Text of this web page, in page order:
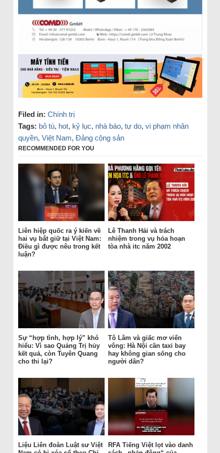
Filed in: Chính trị
Tags: bỏ tù, hot, kỷ lục, nhà báo, tự do, vi phạm nhân
quyền, Việt Nam, Đảng cộng sản
RECOMMENDED FOR YOU
Liên hiệp quốc ra ý kiến về
hai vụ bắt giữ tại Việt Nam:
Điều gì được nêu trong kết
luận?
Lê Thanh Hải và trách
nhiệm trong vụ hỏa hoạn
tòa nhà itc năm 2002
Sự “hợp tình, hợp lý” khó
hiểu: Vì sao Quảng Trị hủy
kết quả, còn Tuyên Quang
cho thi lại?
Tô Lâm và giấc mơ viển
vông: Hà Nội cần taxi bay
hay không gian sống cho
người dân?
Liệu Liên đoàn Luật sư Việt
RFA Tiếng Việt lọt vào danh